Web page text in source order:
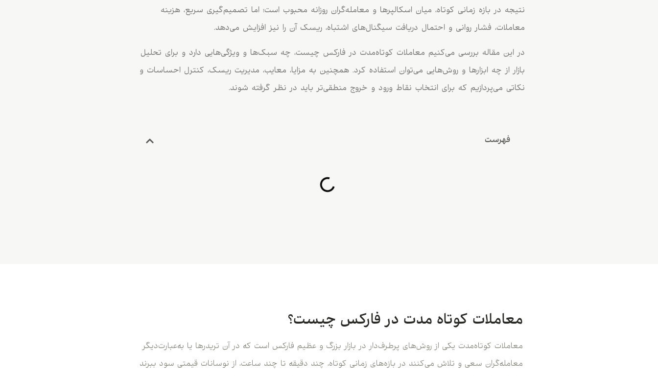
نتیجه در بازه زمانی کوتاه، میان اسکالپرها و معامله‌گران روزانه محبوب است؛ اما تصمیم‌گیری سریع، هزینه
معاملات، فشار روانی و احتمال دریافت سیگنال‌های اشتباه، ریسک آن را نیز افزایش می‌دهد.
در این مقاله بررسی می‌کنیم معاملات کوتاه‌مدت در فارکس چیست، چه سبک‌ها و ویژگی‌هایی دارد و برای تحلیل
بازار از چه ابزارها و روش‌هایی می‌توان استفاده کرد. همچنین به مزایا، معایب، مدیریت ریسک، کنترل احساسات و
نکاتی می‌پردازیم که برای انتخاب نقاط ورود و خروج منطقی‌تر باید در نظر گرفته شوند.
فهرست
معاملات کوتاه‌ مدت در فارکس چیست؟
معاملات کوتاه‌مدت یکی از روش‌های پرطرف‌دار در بازار بزرگ و عظیم فارکس است که در آن تریدرها یا به‌عبارت‌دیگر
معامله‌گران سعی و تلاش می‌کنند در بازه‌های زمانی کوتاه، چند دقیقه تا چند ساعت، از نوسانات قیمتی سود ببرند